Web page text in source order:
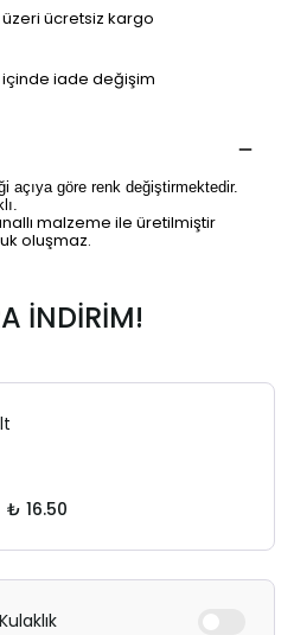
üzeri ücretsiz kargo
içinde iade değişim
açıya göre renk değiştirmektedir.
malzeme ile üretilmiştir
oluşmaz.
İNDİRİM!
₺ 16.50